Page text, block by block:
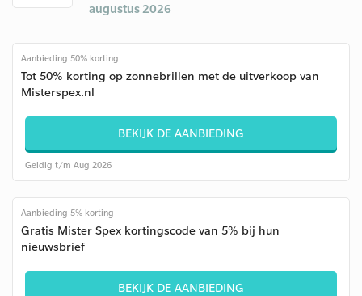
augustus 2026
Aanbieding 50% korting
Tot 50% korting op zonnebrillen met de uitverkoop van
Misterspex.nl
BEKIJK DE AANBIEDING
Geldig t/m Aug 2026
Aanbieding 5% korting
Gratis Mister Spex kortingscode van 5% bij hun
nieuwsbrief
BEKIJK DE AANBIEDING